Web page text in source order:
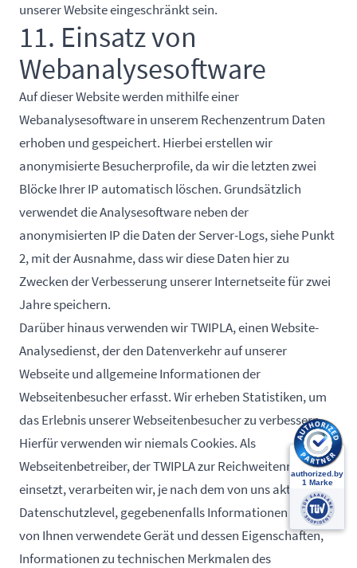
unserer Website eingeschränkt sein.
11. Einsatz von
Webanalysesoftware
Auf dieser Website werden mithilfe einer
Webanalysesoftware in unserem Rechenzentrum Daten
erhoben und gespeichert. Hierbei erstellen wir
anonymisierte Besucherprofile, da wir die letzten zwei
Blöcke Ihrer IP automatisch löschen. Grundsätzlich
verwendet die Analysesoftware neben der
anonymisierten IP die Daten der Server-Logs, siehe Punkt
2, mit der Ausnahme, dass wir diese Daten hier zu
Zwecken der Verbesserung unserer Internetseite für zwei
Jahre speichern.
Darüber hinaus verwenden wir TWIPLA, einen Website-
Analysedienst, der den Datenverkehr auf unserer
Webseite und allgemeine Informationen der
Webseitenbesucher erfasst. Wir erheben Statistiken, um
das Erlebnis unserer Webseitenbesucher zu verbessern.
Hierfür verwenden wir niemals Cookies. Als
Webseitenbetreiber, der TWIPLA zur Reichweitenmessung
einsetzt, verarbeiten wir, je nach dem von uns aktivierten
Datenschutzlevel, gegebenenfalls Informationen über das
von Ihnen verwendete Gerät und dessen Eigenschaften,
Informationen zu technischen Merkmalen des